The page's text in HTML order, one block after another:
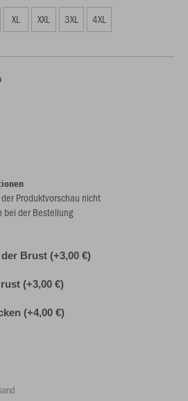
XL XXL 3XL 4XL
Produktvorschau nicht
bei der Bestellung
Brust (+3,00 €)
(+3,00 €)
(+4,00 €)